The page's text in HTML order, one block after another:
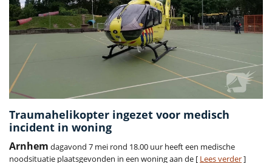
Traumahelikopter ingezet voor medisch
incident in woning
Arnhem dagavond 7 mei rond 18.00 uur heeft een medische
noodsituatie plaatsgevonden in een woning aan de [ Lees verder]